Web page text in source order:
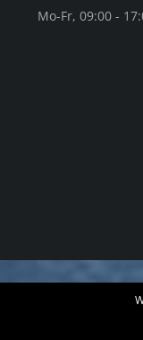
Mo-Fr, 09:00 -